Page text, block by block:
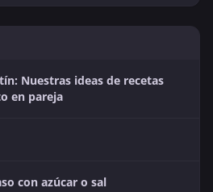
Nuestras ideas de recetas
en pareja
con azúcar o sal